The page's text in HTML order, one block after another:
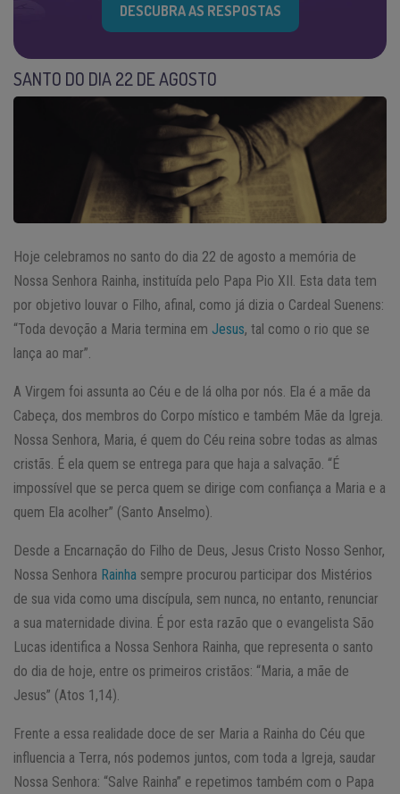
DESCUBRA AS RESPOSTAS
SANTO DO DIA 22 DE AGOSTO
Hoje celebramos no santo do dia 22 de agosto a memória de
Nossa Senhora Rainha, instituída pelo Papa Pio XII. Esta data tem
por objetivo louvar o Filho, afinal, como já dizia o Cardeal Suenens:
“Toda devoção a Maria termina em Jesus, tal como o rio que se
lança ao mar”.
A Virgem foi assunta ao Céu e de lá olha por nós. Ela é a mãe da
Cabeça, dos membros do Corpo místico e também Mãe da Igreja.
Nossa Senhora, Maria, é quem do Céu reina sobre todas as almas
cristãs. É ela quem se entrega para que haja a salvação. “É
impossível que se perca quem se dirige com confiança a Maria e a
quem Ela acolher” (Santo Anselmo).
Desde a Encarnação do Filho de Deus, Jesus Cristo Nosso Senhor,
Nossa Senhora Rainha sempre procurou participar dos Mistérios
de sua vida como uma discípula, sem nunca, no entanto, renunciar
a sua maternidade divina. É por esta razão que o evangelista São
Lucas identifica a Nossa Senhora Rainha, que representa o santo
do dia de hoje, entre os primeiros cristãos: “Maria, a mãe de
Jesus” (Atos 1,14).
Frente a essa realidade doce de ser Maria a Rainha do Céu que
influencia a Terra, nós podemos juntos, com toda a Igreja, saudar
Nossa Senhora: “Salve Rainha” e repetimos também com o Papa